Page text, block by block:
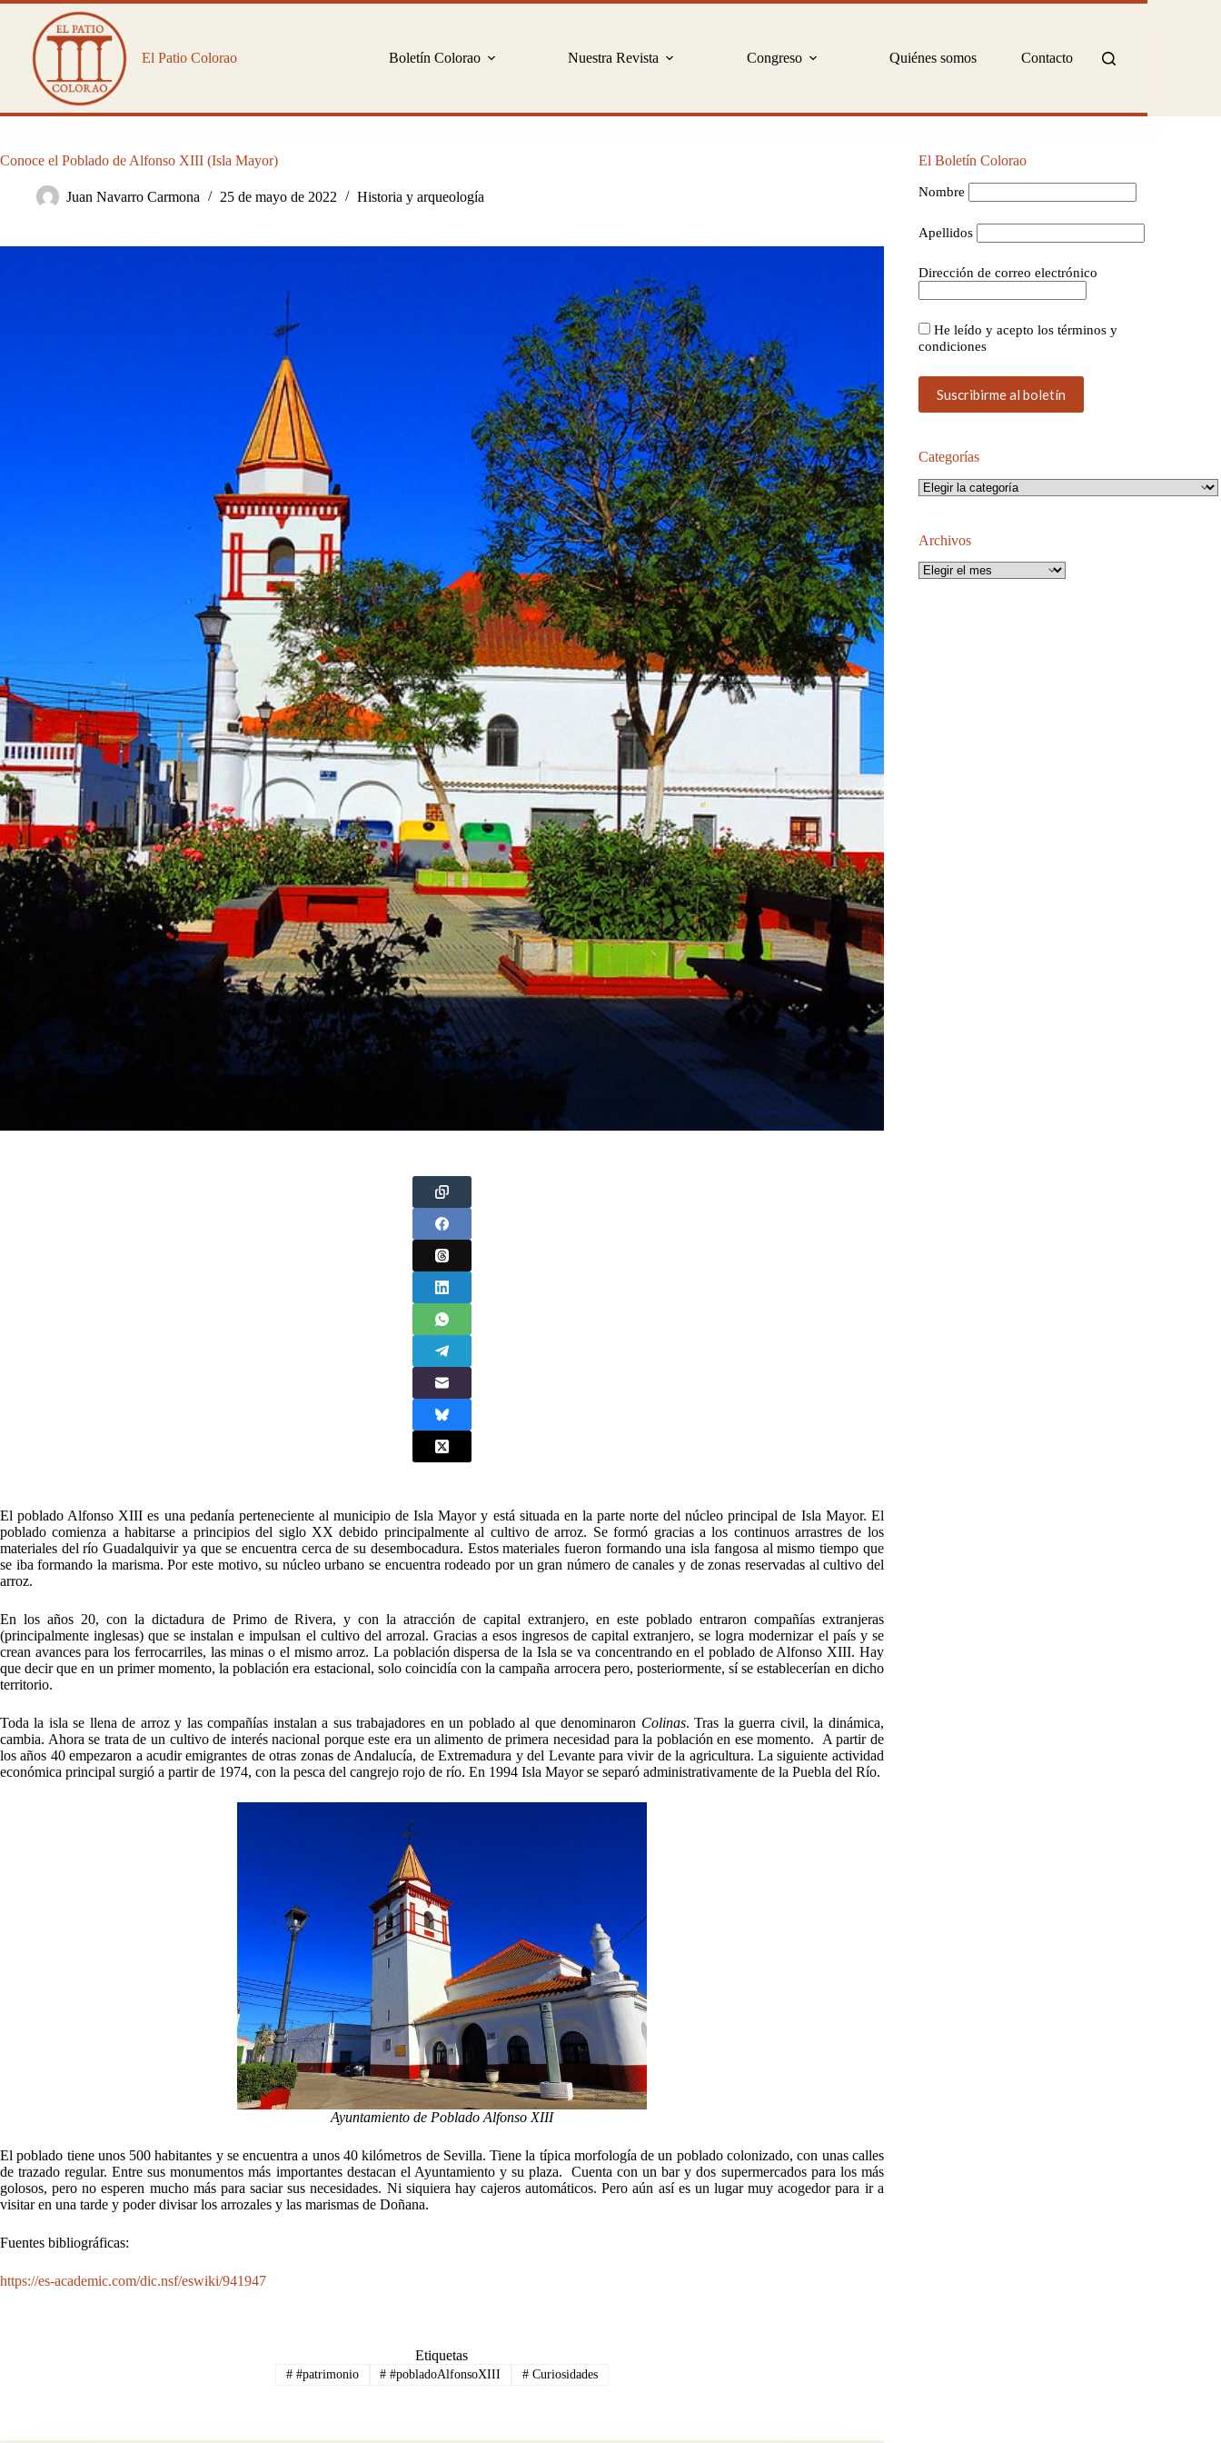
Saltar
contenido
El Patio Colorao
Boletín Colorao Nuestra Revista Congreso Quiénes somos Contacto
Conoce el Poblado de Alfonso XIII (Isla Mayor)
Juan Navarro Carmona 25 de mayo de 2022 Historia y arqueología
El poblado Alfonso XIII es una pedanía perteneciente al municipio de Isla Mayor y está situada en la parte norte del núcleo principal de Isla Mayor. El
poblado comienza a habitarse a principios del siglo XX debido principalmente al cultivo de arroz. Se formó gracias a los continuos arrastres de los
materiales del río Guadalquivir ya que se encuentra cerca de su desembocadura. Estos materiales fueron formando una isla fangosa al mismo tiempo que
se iba formando la marisma. Por este motivo, su núcleo urbano se encuentra rodeado por un gran número de canales y de zonas reservadas al cultivo del
arroz.
En los años 20, con la dictadura de Primo de Rivera, y con la atracción de capital extranjero, en este poblado entraron compañías extranjeras
(principalmente inglesas) que se instalan e impulsan el cultivo del arrozal. Gracias a esos ingresos de capital extranjero, se logra modernizar el país y se
crean avances para los ferrocarriles, las minas o el mismo arroz. La población dispersa de la Isla se va concentrando en el poblado de Alfonso XIII. Hay
que decir que en un primer momento, la población era estacional, solo coincidía con la campaña arrocera pero, posteriormente, sí se establecerían en dicho
territorio.
Toda la isla se llena de arroz y las compañías instalan a sus trabajadores en un poblado al que denominaron Colinas. Tras la guerra civil, la dinámica,
cambia. Ahora se trata de un cultivo de interés nacional porque este era un alimento de primera necesidad para la población en ese momento. A partir de
los años 40 empezaron a acudir emigrantes de otras zonas de Andalucía, de Extremadura y del Levante para vivir de la agricultura. La siguiente actividad
económica principal surgió a partir de 1974, con la pesca del cangrejo rojo de río. En 1994 Isla Mayor se separó administrativamente de la Puebla del Río.
Ayuntamiento de Poblado Alfonso XIII
El poblado tiene unos 500 habitantes y se encuentra a unos 40 kilómetros de Sevilla. Tiene la típica morfología de un poblado colonizado, con unas calles
de trazado regular. Entre sus monumentos más importantes destacan el Ayuntamiento y su plaza. Cuenta con un bar y dos supermercados para los más
golosos, pero no esperen mucho más para saciar sus necesidades. Ni siquiera hay cajeros automáticos. Pero aún así es un lugar muy acogedor para ir a
visitar en una tarde y poder divisar los arrozales y las marismas de Doñana.
Fuentes bibliográficas:
https://es-academic.com/dic.nsf/eswiki/941947
Etiquetas
##patrimonio # #pobladoAlfonsoXIII # Curiosidades
El Boletín Colorao
Nombre
Apellidos
Dirección de correo electrónico
He leído y acepto los términos y
condiciones
Categorías
Categorías
Archivos
Archivos